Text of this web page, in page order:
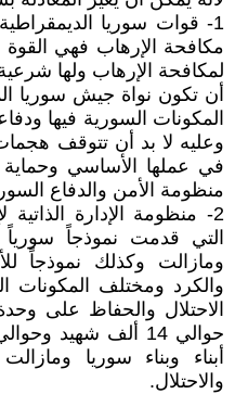
1- قوات سوريا
مكافحة الإرهاب فهي القوة
لمكافحة الإرهاب ولها
أن تكون نواة جيش سوريا
المكونات السورية فيها
وعليه لا بد أن تتوقف
في عملها الأساسي
منظومة الأمن والدفاع
2- منظومة الإدارة
التي قدمت نموذجاً
ومازالت وكذلك نموذجاً
والكرد ومختلف المكونات
الاحتلال والحفاظ على
أبناء وبناء سوريا
والاحتلال.